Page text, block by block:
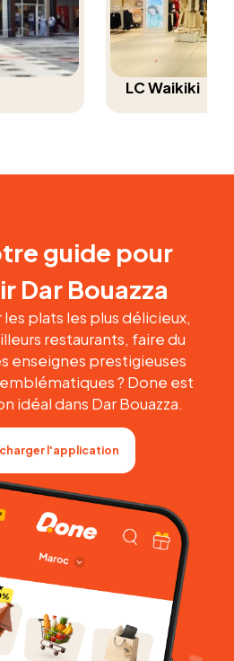
LC Waikiki
guide pour
Dar Bouazza
plats les plus délicieux,
restaurants, faire du
enseignes prestigieuses
? Done est
idéal dans Dar Bouazza.
l'application